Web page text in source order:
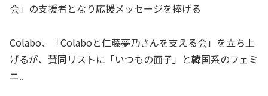
会」の支援者となり応援メッセージを捧げる
Colabo、「Colaboと仁藤夢乃さんを支える会」を立ち上
げるが、賛同リストに「いつもの面子」と韓国系のフェミ
ニ..